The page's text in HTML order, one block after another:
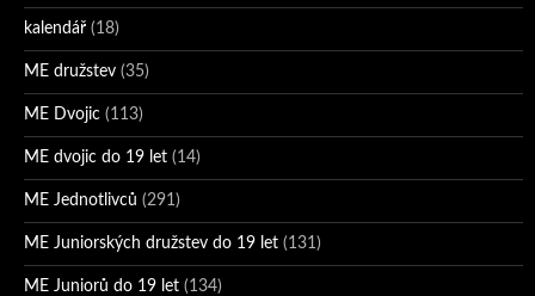
kalendář (18)
ME družstev (35)
ME Dvojic (113)
ME dvojic do 19 let (14)
ME Jednotlivců (291)
ME Juniorských družstev do 19 let (131)
ME Juniorů do 19 let (134)